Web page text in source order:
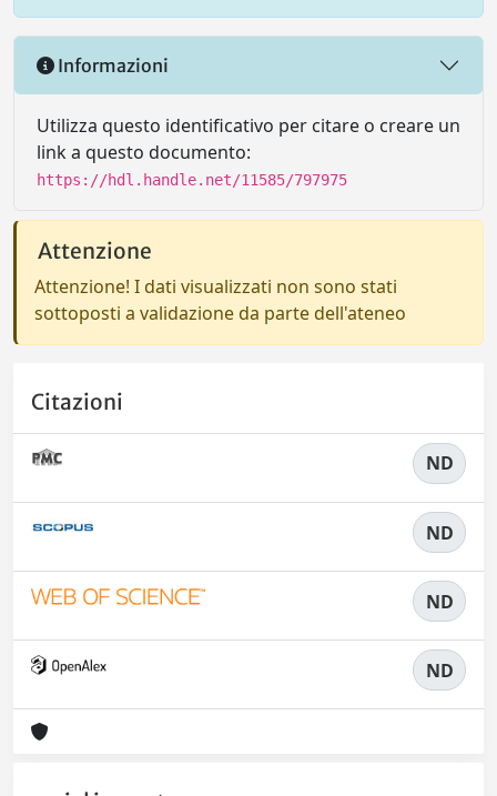
Informazioni
Utilizza questo identificativo per citare o creare un
link a questo documento:
https://hdl.handle.net/11585/797975
Attenzione
Attenzione! I dati visualizzati non sono stati
sottoposti a validazione da parte dell'ateneo
Citazioni
ND
ND
ND
ND